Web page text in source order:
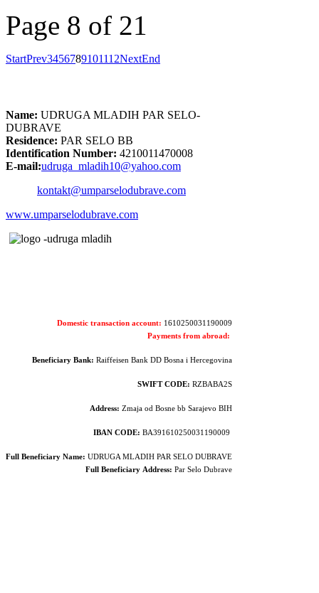
Page 8 of 21
StartPrev3456789101112NextEnd
Name: UDRUGA MLADIH PAR SELO-
DUBRAVE
Residence: PAR SELO BB
Identification Number: 4210011470008
E-mail:udruga_mladih10@yahoo.com
kontakt@umparselodubrave.com
www.umparselodubrave.com
Domestic transaction account: 1610250031190009
Payments from abroad:
Beneficiary Bank: Raiffeisen Bank DD Bosna i Hercegovina
SWIFT CODE: RZBABA2S
Address:Zmaja od Bosne bb Sarajevo BIH
IBAN CODE: BA391610250031190009
Full Beneficiary Name: UDRUGA MLADIH PAR SELO DUBRAVE
Full BeneficiaryAddress: Par Selo Dubrave